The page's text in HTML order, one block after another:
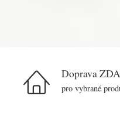
Doprava
pro vybrané